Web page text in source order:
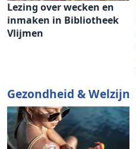
Lezing over wecken en
inmaken in Bibliotheek
Vlijmen
Gezondheid & Welzijn